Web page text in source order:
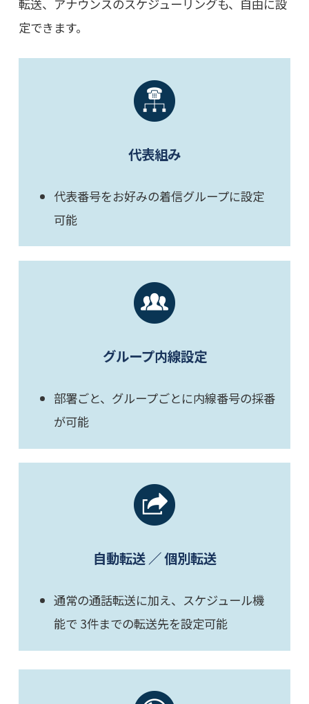
転送、アナウンスのスケジューリングも、自由に設
定できます。
代表組み
代表番号をお好みの着信グループに設定
可能
グループ内線設定
部署ごと、グループごとに内線番号の採番
が可能
自動転送 ／ 個別転送
通常の通話転送に加え、スケジュール機
能で 3件までの転送先を設定可能